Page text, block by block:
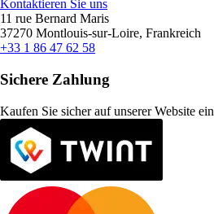
Kontaktieren Sie uns
11 rue Bernard Maris
37270 Montlouis-sur-Loire, Frankreich
+33 1 86 47 62 58
Sichere Zahlung
Kaufen Sie sicher auf unserer Website ein